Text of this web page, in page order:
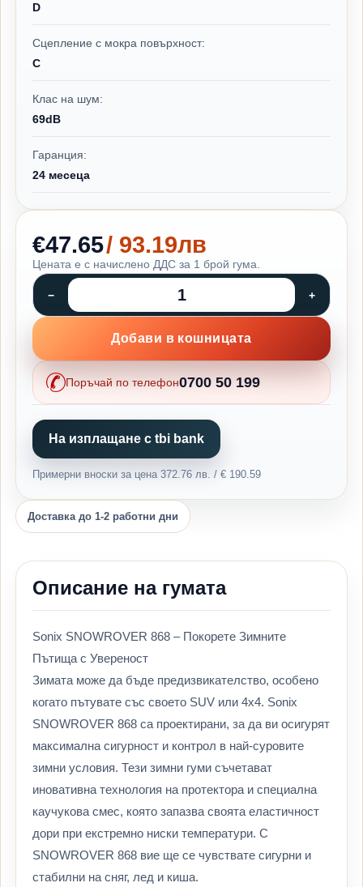
D
Сцепление с мокра повърхност:
C
Клас на шум:
69dB
Гаранция:
24 месеца
€47.65/ 93.19лв
Цената е с начислено ДДС за 1 брой гума.
Добави в кошницата
Поръчай по телефон0700 50 199
На изплащане с tbi bank
Примерни вноски за цена 372.76 лв. / € 190.59
Доставка до 1-2 работни дни
Описание на гумата
Sonix SNOWROVER 868 – Покорете Зимните
Пътища с Увереност
Зимата може да бъде предизвикателство, особено
когато пътувате със своето SUV или 4х4. Sonix
SNOWROVER 868 са проектирани, за да ви осигурят
максимална сигурност и контрол в най-суровите
зимни условия. Тези зимни гуми съчетават
иновативна технология на протектора и специална
каучукова смес, която запазва своята еластичност
дори при екстремно ниски температури. С
SNOWROVER 868 вие ще се чувствате сигурни и
стабилни на сняг, лед и киша.